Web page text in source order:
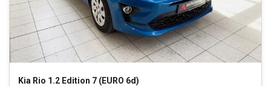
Kia Rio 1.2 Edition 7 (EURO 6d)